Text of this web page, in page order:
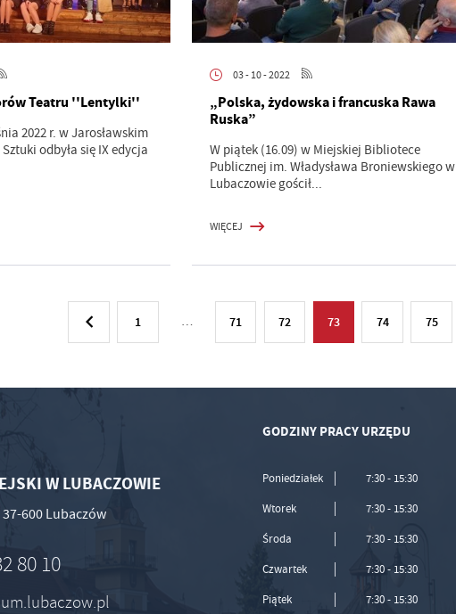
Teatru ''Lentylki''
2022 r. w Jarosławskim
odbyła się IX edycja
03 - 10 - 2022
„Polska, żydowska i francuska Rawa
Ruska”
W piątek (16.09) w Miejskiej Bibliotece
Publicznej im. Władysława Broniewskiego w
Lubaczowie gościł...
WIĘCEJ
1 … 71 72 73 74 75
W LUBACZOWIE
600 Lubaczów
80 10
GODZINY PRACY URZĘDU
Poniedziałek 7:30 - 15:30
Wtorek 7:30 - 15:30
Środa 7:30 - 15:30
Czwartek 7:30 - 15:30
Piątek 7:30 - 15:30